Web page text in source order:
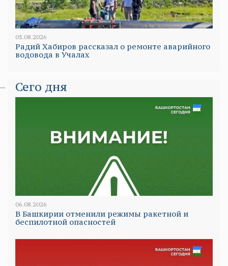
05.08.2026
Радий Хабиров рассказал о ремонте аварийного
водовода в Учалах
Сего дня
06.08.2026
В Башкирии отменили режимы ракетной и
беспилотной опасностей